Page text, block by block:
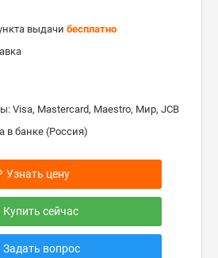
выдачи бесплатно
Visa, Mastercard, Maestro, Мир, JCB
в банке (Россия)
Узнать цену
Купить сейчас
Задать вопрос